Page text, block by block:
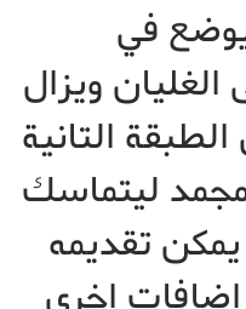
في
ويزال
التانية
ليتماسك
تقديمه